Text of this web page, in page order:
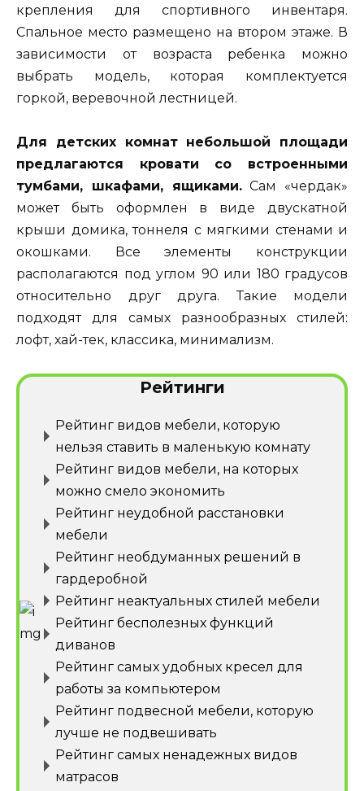
крепления для спортивного инвентаря.
Спальное место размещено на втором этаже. В
зависимости от возраста ребенка можно
выбрать модель, которая комплектуется
горкой, веревочной лестницей.
Для детских комнат небольшой площади
предлагаются кровати со встроенными
тумбами, шкафами, ящиками.Сам «чердак»
может быть оформлен в виде двускатной
крыши домика, тоннеля с мягкими стенами и
окошками. Все элементы конструкции
располагаются под углом 90 или 180 градусов
относительно друг друга. Такие модели
подходят для самых разнообразных стилей:
лофт, хай-тек, классика, минимализм.
Рейтинги
Рейтинг видов мебели, которую
нельзя ставить в маленькую комнату
Рейтинг видов мебели, на которых
можно смело экономить
Рейтинг неудобной расстановки
мебели
Рейтинг необдуманных решений в
гардеробной
Рейтинг неактуальных стилей мебели
Рейтинг бесполезных функций
диванов
Рейтинг самых удобных кресел для
работы за компьютером
Рейтинг подвесной мебели, которую
лучше не подвешивать
Рейтинг самых ненадежных видов
матрасов